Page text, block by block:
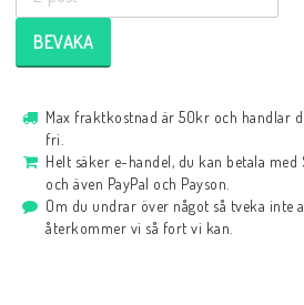
BEVAKA
Max fraktkostnad är 50kr och handlar
fri.
Helt säker e-handel, du kan betala
och även PayPal och Payson.
Om du undrar över något så tveka inte
återkommer vi så fort vi kan.